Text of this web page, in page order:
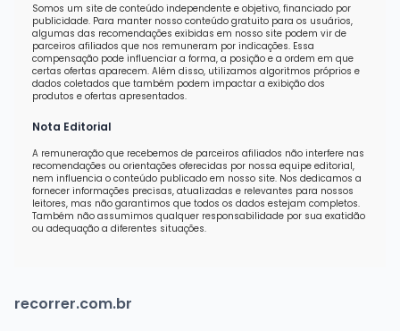
Somos um site de conteúdo independente e objetivo, financiado por
publicidade. Para manter nosso conteúdo gratuito para os usuários,
algumas das recomendações exibidas em nosso site podem vir de
parceiros afiliados que nos remuneram por indicações. Essa
compensação pode influenciar a forma, a posição e a ordem em que
certas ofertas aparecem. Além disso, utilizamos algoritmos próprios e
dados coletados que também podem impactar a exibição dos
produtos e ofertas apresentados.
Nota Editorial
A remuneração que recebemos de parceiros afiliados não interfere nas
recomendações ou orientações oferecidas por nossa equipe editorial,
nem influencia o conteúdo publicado em nosso site. Nos dedicamos a
fornecer informações precisas, atualizadas e relevantes para nossos
leitores, mas não garantimos que todos os dados estejam completos.
Também não assumimos qualquer responsabilidade por sua exatidão
ou adequação a diferentes situações.
recorrer.com.br